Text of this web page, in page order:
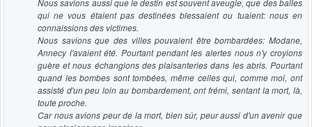
qui ne vous étaient pas destinées blessaient ou tuaient: nous en
connaissions des victimes.
Nous savions que des villes pouvaient être bombardées: Modane,
Annecy l'avaient été. Pourtant pendant les alertes nous n'y croyions
guère et nous échangions des plaisanteries dans les abris. Pourtant
quand les bombes sont tombées, même celles qui, comme moi, ont
assisté d'un peu loin au bombardement, ont frémi, sentant la mort, là,
toute proche.
Car nous avions peur de la mort, bien sûr, peur aussi d'un avenir que